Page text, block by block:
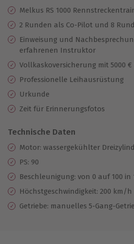
10 Jahre gültig & verlängerbar.
Melkus RS 1000
2 Runden als Co-Pilot und 8
Einweisung und
erfahrenen Instruktor
Vollkaskoversicherung mit 5000
Professionelle Leihausrüstung
Urkunde
Zeit für Erinnerungsfotos
Technische Daten
Motor: wassergekühlter
PS: 90
Beschleunigung: von 0 auf 100 in
Höchstgeschwindigkeit: 200 km/h
Getriebe: manuelles 5-Gang-